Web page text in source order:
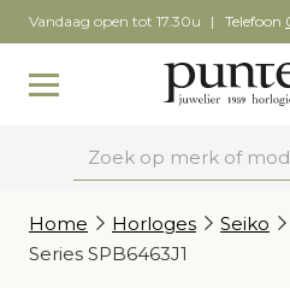
Skip
to
content
Vandaag open tot 17.30u Telefoon
Toggle navigation
Home
Horloges Seiko
Series SPB6463J1